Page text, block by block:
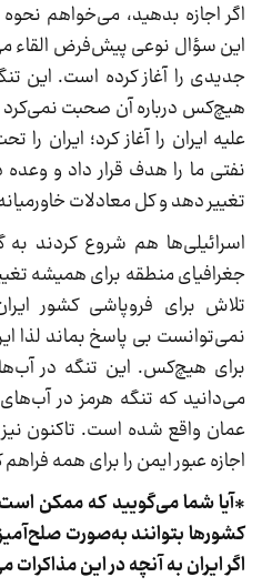
اگر اجازه بدهید، می‌خواهم
این سؤال نوعی پیش‌فرض القاء
جدیدی را آغاز کرده است. این
هیچ‌کس درباره آن صحبت نمی‌کرد
علیه ایران را آغاز کرد؛ ایران
نفتی ما را هدف قرار داد و وعده
تغییر دهد و کل معادلات
اسرائیلی‌ها هم شروع کردند
جغرافیای منطقه برای همیشه
تلاش برای فروپاشی کشور
نمی‌توانست بی پاسخ بماند لذا
برای هیچ‌کس. این تنگه در
می‌دانید که تنگه هرمز در
عمان واقع شده است. تاکنون
اجازه عبور ایمن را برای همه
*آیا شما می‌گویید که ممکن
کشورها بتوانند به‌صورت
اگر ایران به آنچه در این